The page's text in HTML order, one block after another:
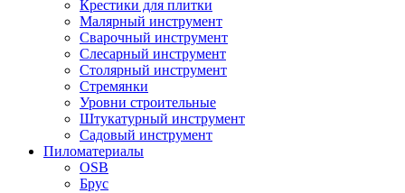
Крестики для плитки
Малярный инструмент
Сварочный инструмент
Слесарный инструмент
Столярный инструмент
Стремянки
Уровни строительные
Штукатурный инструмент
Садовый инструмент
Пиломатериалы
OSB
Брус